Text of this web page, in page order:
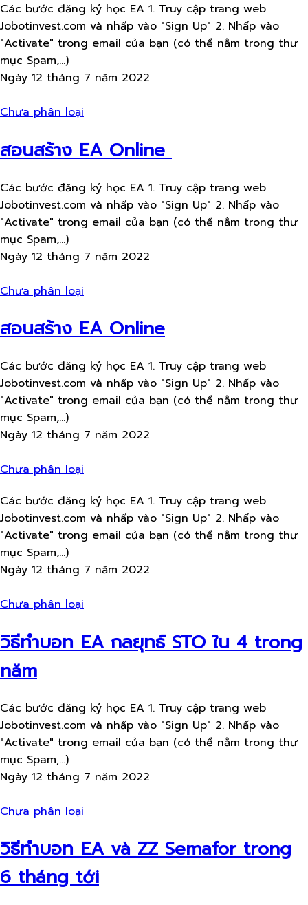
Các bước đăng ký học EA 1. Truy cập trang web
Jobotinvest.com và nhấp vào "Sign Up" 2. Nhấp vào
"Activate" trong email của bạn (có thể nằm trong thư
mục Spam,...)
Ngày 12 tháng 7 năm 2022
Chưa phân loại
สอนสร้าง​ EA Online
Các bước đăng ký học EA 1. Truy cập trang web
Jobotinvest.com và nhấp vào "Sign Up" 2. Nhấp vào
"Activate" trong email của bạn (có thể nằm trong thư
mục Spam,...)
Ngày 12 tháng 7 năm 2022
Chưa phân loại
สอนสร้าง​ EA Online
Các bước đăng ký học EA 1. Truy cập trang web
Jobotinvest.com và nhấp vào "Sign Up" 2. Nhấp vào
"Activate" trong email của bạn (có thể nằm trong thư
mục Spam,...)
Ngày 12 tháng 7 năm 2022
Chưa phân loại
Các bước đăng ký học EA 1. Truy cập trang web
Jobotinvest.com và nhấp vào "Sign Up" 2. Nhấp vào
"Activate" trong email của bạn (có thể nằm trong thư
mục Spam,...)
Ngày 12 tháng 7 năm 2022
Chưa phân loại
วิธีทำบอท EA กลยุทธ์ STO ใน 4 trong
năm
Các bước đăng ký học EA 1. Truy cập trang web
Jobotinvest.com và nhấp vào "Sign Up" 2. Nhấp vào
"Activate" trong email của bạn (có thể nằm trong thư
mục Spam,...)
Ngày 12 tháng 7 năm 2022
Chưa phân loại
วิธีทำบอท EA và ZZ Semafor trong
6 tháng tới